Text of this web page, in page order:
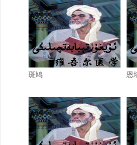
斑鸠 恩